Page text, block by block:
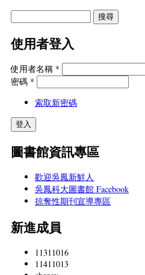
使用者登入
使用者名稱 *
密碼 *
索取新密碼
圖書館資訊專區
歡迎吳鳳新鮮人
吳鳳科大圖書館 Facebook
掠奪性期刊宣導專區
新進成員
11311016
11411013